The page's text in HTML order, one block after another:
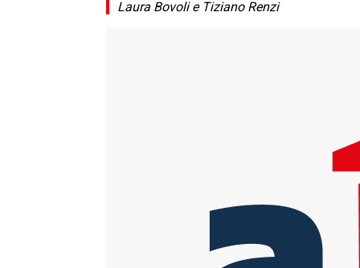
Laura Bovoli e Tiziano Renzi